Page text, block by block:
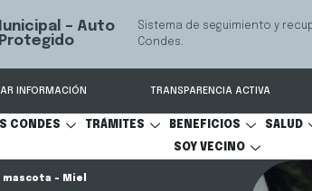
Auto
Sistema de seguimiento y recuperación de
Condes.
INFORMACIÓN TRANSPARENCIA ACTIVA
CONDES TRÁMITES BENEFICIOS SALUD
SOY VECINO
– Miel